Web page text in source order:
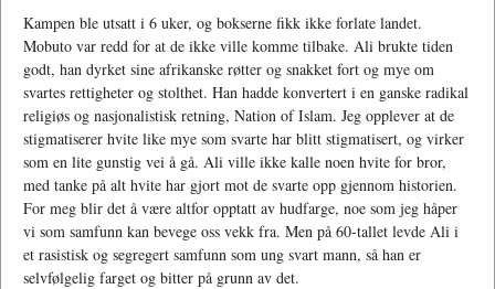
Kampen ble utsatt i 6 uker, og bokserne fikk ikke forlate landet.
Mobuto var redd for at de ikke ville komme tilbake. Ali brukte tiden
godt, han dyrket sine afrikanske røtter og snakket fort og mye om
svartes rettigheter og stolthet. Han hadde konvertert i en ganske radikal
religiøs og nasjonalistisk retning, Nation of Islam. Jeg opplever at de
stigmatiserer hvite like mye som svarte har blitt stigmatisert, og virker
som en lite gunstig vei å gå. Ali ville ikke kalle noen hvite for bror,
med tanke på alt hvite har gjort mot de svarte opp gjennom historien.
For meg blir det å være altfor opptatt av hudfarge, noe som jeg håper
vi som samfunn kan bevege oss vekk fra. Men på 60-tallet levde Ali i
et rasistisk og segregert samfunn som ung svart mann, så han er
selvfølgelig farget og bitter på grunn av det.